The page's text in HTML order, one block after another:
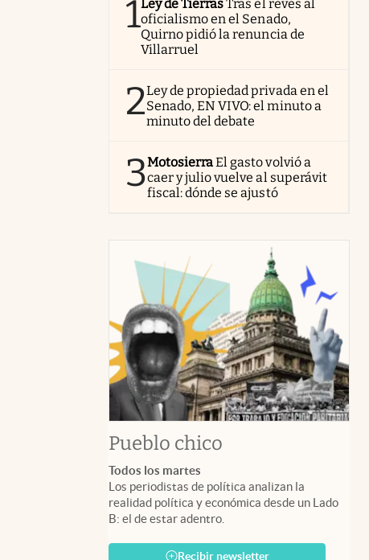
1Ley de TierrasTras el revés al
oficialismo en el Senado,
Quirno pidió la renuncia de
Villarruel
2Ley de propiedad privada en el
Senado, EN VIVO: el minuto a
minuto del debate
3MotosierraEl gasto volvió a
caer y julio vuelve al superávit
fiscal: dónde se ajustó
Pueblo chico
Todos los martes
Los periodistas de política analizan la
realidad política y económica desde un Lado
B: el de estar adentro.
Recibir newsletter